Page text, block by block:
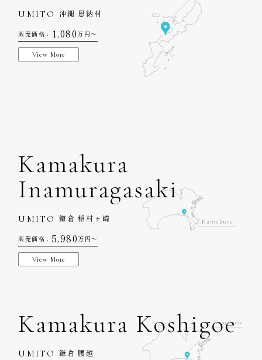
UMITO 沖縄 恩納村
販売価格： 1,080 万円〜
View More
Kamakura
Inamuragasaki
UMITO 鎌倉 稲村ヶ崎
販売価格： 5,980 万円〜
View More
Kamakura Koshigoe
UMITO 鎌倉 腰越